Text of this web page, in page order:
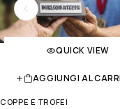
QUICK VIEW
AGGIUNGI AL
COPPE E TROFEI